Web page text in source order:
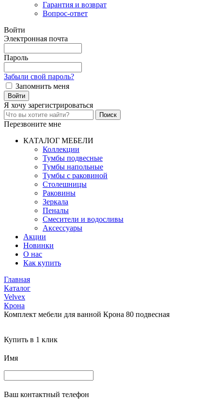
Гарантия и возврат
Вопрос-ответ
Войти
Электронная почта
Пароль
Забыли свой пароль?
Запомнить меня
Я хочу зарегистрироваться
Перезвоните мне
КАТАЛОГ МЕБЕЛИ
Коллекции
Тумбы подвесные
Тумбы напольные
Тумбы с раковиной
Столешницы
Раковины
Зеркала
Пеналы
Смесители и водосливы
Аксессуары
Акции
Новинки
О нас
Как купить
Главная
Каталог
Velvex
Крона
Комплект мебели для ванной Крона 80 подвесная
Купить в 1 клик
Имя
Ваш контактный телефон